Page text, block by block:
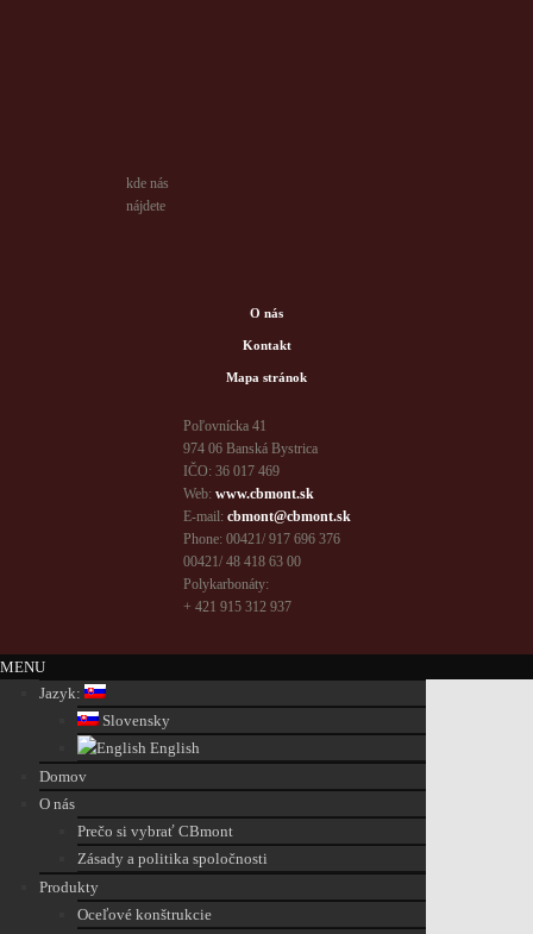
kde nás
nájdete
O nás
Kontakt
Mapa stránok
Poľovnícka 41
974 06 Banská Bystrica
IČO: 36 017 469
Web: www.cbmont.sk
E-mail: cbmont@cbmont.sk
Phone: 00421/ 917 696 376
00421/ 48 418 63 00
Polykarbonáty:
+ 421 915 312 937
MENU
Jazyk:
Slovensky
English
Domov
O nás
Prečo si vybrať CBmont
Zásady a politika spoločnosti
Produkty
Oceľové konštrukcie